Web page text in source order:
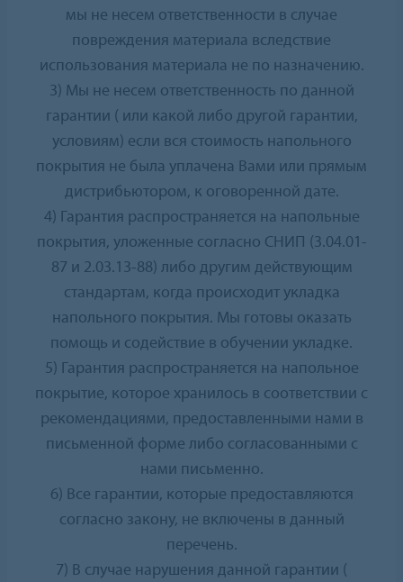
мы не несем ответственности в случае
повреждения материала вследствие
использования материала не по назначению.
3) Мы не несем ответственность по данной
гарантии ( или какой либо другой гарантии,
условиям) если вся стоимость напольного
покрытия не была уплачена Вами или прямым
дистрибьютором, к оговоренной дате.
4) Гарантия распространяется на напольные
покрытия, уложенные согласно СНИП (3.04.01-
87 и 2.03.13-88) либо другим действующим
стандартам, когда происходит укладка
напольного покрытия. Мы готовы оказать
помощь и содействие в обучении укладке.
5) Гарантия распространяется на напольное
покрытие, которое хранилось в соответствии с
рекомендациями, предоставленными нами в
письменной форме либо согласованными с
нами письменно.
6) Все гарантии, которые предоставляются
согласно закону, не включены в данный
перечень.
7) В случае нарушения данной гарантии (